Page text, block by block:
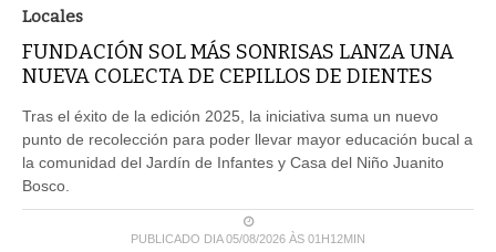
Locales
FUNDACIÓN SOL MÁS SONRISAS LANZA UNA
NUEVA COLECTA DE CEPILLOS DE DIENTES
Tras el éxito de la edición 2025, la iniciativa suma un nuevo
punto de recolección para poder llevar mayor educación bucal a
la comunidad del Jardín de Infantes y Casa del Niño Juanito
Bosco.
PUBLICADO DIA 05/08/2026 ÀS 01H12MIN